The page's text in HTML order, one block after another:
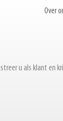
Over
u als klant en